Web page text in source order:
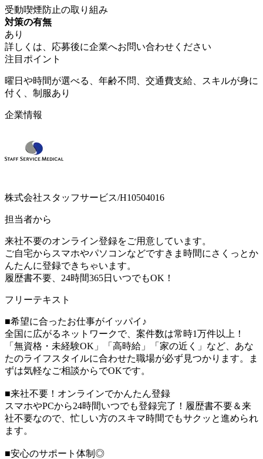
受動喫煙防止の取り組み
対策の有無
あり
詳しくは、応募後に企業へお問い合わせください
注目ポイント
曜日や時間が選べる、年齢不問、交通費支給、スキルが身に
付く、制服あり
企業情報
株式会社スタッフサービス/H10504016
担当者から
来社不要のオンライン登録をご用意しています。
ご自宅からスマホやパソコンなどですきま時間にさくっとか
んたんに登録できちゃいます。
履歴書不要、24時間365日いつでもOK！
フリーテキスト
■希望に合ったお仕事がイッパイ♪
全国に広がるネットワークで、案件数は常時1万件以上！
「無資格・未経験OK」「高時給」「家の近く」など、あな
たのライフスタイルに合わせた職場が必ず見つかります。ま
ずは気軽なご相談からでOKです。
■来社不要！オンラインでかんたん登録
スマホやPCから24時間いつでも登録完了！履歴書不要＆来
社不要なので、忙しい方のスキマ時間でもサクッと進められ
ます。
■安心のサポート体制◎